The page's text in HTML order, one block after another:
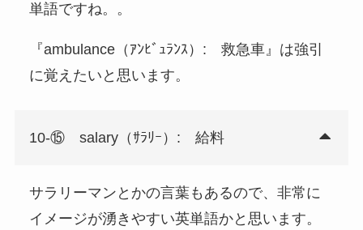
単語ですね。。
『ambulance（ｱﾝﾋﾞｭﾗﾝｽ）: 救急車』は強引
に覚えたいと思います。
10-⑮ salary（ｻﾗﾘｰ）: 給料
サラリーマンとかの言葉もあるので、非常に
イメージが湧きやすい英単語かと思います。